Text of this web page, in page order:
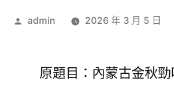
作
admin 2026 年 3 月 5 日
原題目：內蒙古金秋